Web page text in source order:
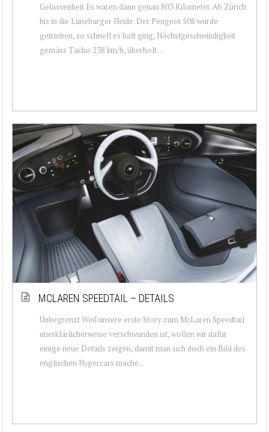
Gelassenheit Es waren dann genau 803 Kilometer. Ab Zürich
bis in die Lüneburger Heide. Der Peugeot 508 wurde
getrieben, so schnell es halt ging, Höchstgeschwindigkeit
gemäss Tacho 238 km/h, überholt ...
MCLAREN SPEEDTAIL – DETAILS
Unbegrenzt Weil unsere erste Story zum McLaren Speedtail
unerklärlicherweise verschwunden ist, wollen wir dafür
einige neue Details zeigen, damit man sich doch ein Bild des
englischen Hypercars mache...